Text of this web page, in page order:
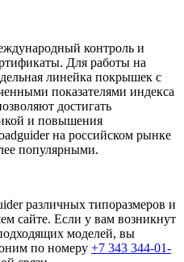
контроль и
Для работы на
линейка покрышек с
показателями индекса
достигать
и повышения
на российском рынке
популярными.
различных типоразмеров и
сайте. Если у вам возникнут
моделей, вы
по номеру +7 343 344-01-